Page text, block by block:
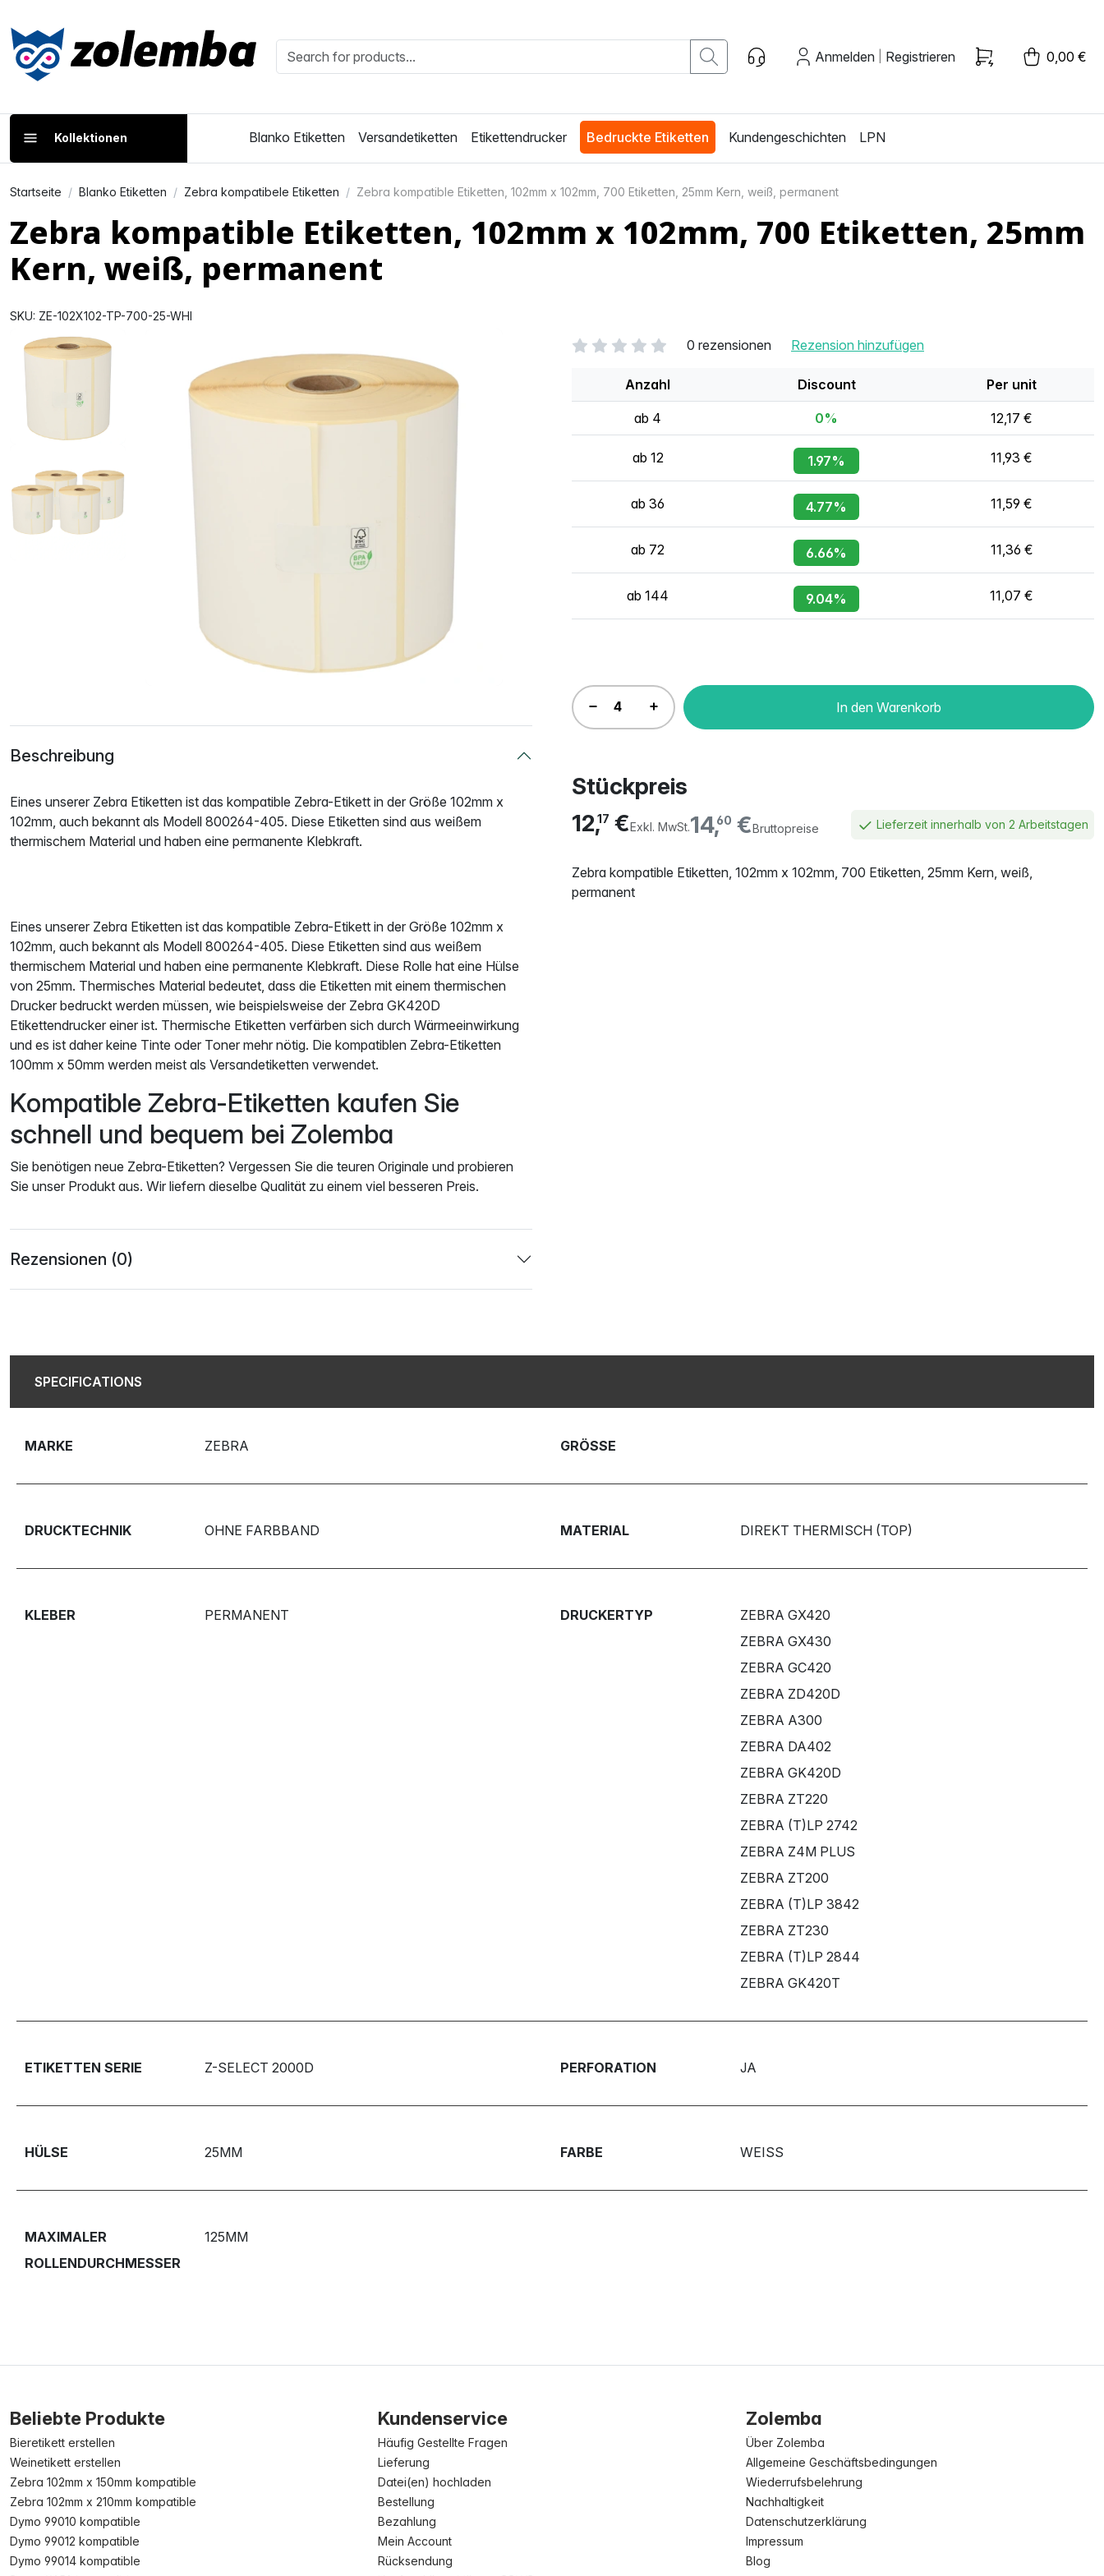
Anmelden Registrieren 0,00 €
Kollektionen Blanko Etiketten Versandetiketten Etikettendrucker Bedruckte Etiketten Kundengeschichten LPN
Startseite Blanko Etiketten Zebra kompatibele Etiketten Zebra kompatible Etiketten, 102mm x 102mm, 700 Etiketten, 25mm Kern, weiß, permanent
Zebra kompatible Etiketten, 102mm x 102mm, 700 Etiketten, 25mm
Kern, weiß, permanent
SKU: ZE-102X102-TP-700-25-WHI
0 rezensionen Rezension hinzufügen
Anzahl Discount Per unit
ab 4 0% 12,17 €
ab 12 1.97% 11,93 €
ab 36 4.77% 11,59 €
ab 72 6.66% 11,36 €
ab 144 9.04% 11,07 €
In den Warenkorb
Stückpreis
14,60 €Bruttopreise
12,17 €Exkl. MwSt. Lieferzeit innerhalb von 2 Arbeitstagen
Zebra kompatible Etiketten, 102mm x 102mm, 700 Etiketten, 25mm Kern, weiß,
permanent
Beschreibung
Eines unserer Zebra Etiketten ist das kompatible Zebra-Etikett in der Größe 102mm x
102mm, auch bekannt als Modell 800264-405. Diese Etiketten sind aus weißem
thermischem Material und haben eine permanente Klebkraft.
Eines unserer Zebra Etiketten ist das kompatible Zebra-Etikett in der Größe 102mm x
102mm, auch bekannt als Modell 800264-405. Diese Etiketten sind aus weißem
thermischem Material und haben eine permanente Klebkraft. Diese Rolle hat eine Hülse
von 25mm. Thermisches Material bedeutet, dass die Etiketten mit einem thermischen
Drucker bedruckt werden müssen, wie beispielsweise der Zebra GK420D
Etikettendrucker einer ist. Thermische Etiketten verfärben sich durch Wärmeeinwirkung
und es ist daher keine Tinte oder Toner mehr nötig. Die kompatiblen Zebra-Etiketten
100mm x 50mm werden meist als Versandetiketten verwendet.
Kompatible Zebra-Etiketten kaufen Sie
schnell und bequem bei Zolemba
Sie benötigen neue Zebra-Etiketten? Vergessen Sie die teuren Originale und probieren
Sie unser Produkt aus. Wir liefern dieselbe Qualität zu einem viel besseren Preis.
Rezensionen (0)
SPECIFICATIONS
MARKE ZEBRA GRÖSSE
DRUCKTECHNIK OHNE FARBBAND MATERIAL DIREKT THERMISCH (TOP)
KLEBER PERMANENT DRUCKERTYP
ZEBRA GX420
ZEBRA GX430
ZEBRA GC420
ZEBRA ZD420D
ZEBRA A300
ZEBRA DA402
ZEBRA GK420D
ZEBRA ZT220
ZEBRA (T)LP 2742
ZEBRA Z4M PLUS
ZEBRA ZT200
ZEBRA (T)LP 3842
ZEBRA ZT230
ZEBRA (T)LP 2844
ZEBRA GK420T
ETIKETTEN SERIE Z-SELECT 2000D PERFORATION JA
HÜLSE 25MM FARBE WEISS
MAXIMALER
ROLLENDURCHMESSER
125MM
Beliebte Produkte
Bieretikett erstellen
Weinetikett erstellen
Zebra 102mm x 150mm kompatible
Zebra 102mm x 210mm kompatible
Dymo 99010 kompatible
Dymo 99012 kompatible
Dymo 99014 kompatible
Kundenservice
Häufig Gestellte Fragen
Lieferung
Datei(en) hochladen
Bestellung
Bezahlung
Mein Account
Rücksendung
Zolemba
Über Zolemba
Allgemeine Geschäftsbedingungen
Wiederrufsbelehrung
Nachhaltigkeit
Datenschutzerklärung
Impressum
Blog